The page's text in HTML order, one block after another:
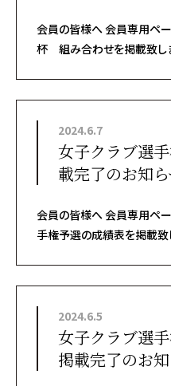
会員の皆様へ 会員専用ペ
杯 組み合わせを掲載致し
2024.6.7
女子クラブ選
載完了のお知
会員の皆様へ 会員専用ペ
手権予選の成績表を掲載致
2024.6.5
女子クラブ選
掲載完了のお